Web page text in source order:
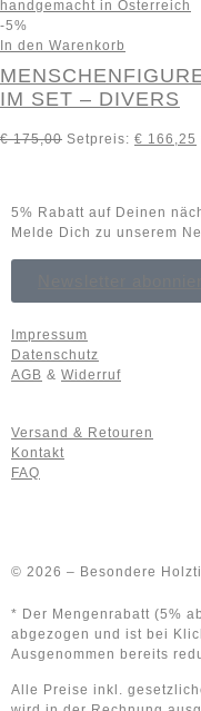
-5%
In den Warenkorb
M SET – DIVERS
€175,00 Setpreis: € 166,25
5% Rabatt auf Deinen
Melde Dich zu unserem
Impressum
Datenschutz
AGB & Widerruf
Versand & Retouren
Kontakt
FAQ
© 2026 – Besondere
* Der Mengenrabatt (5%
abgezogen und ist bei
Ausgenommen bereits
Alle Preise inkl.